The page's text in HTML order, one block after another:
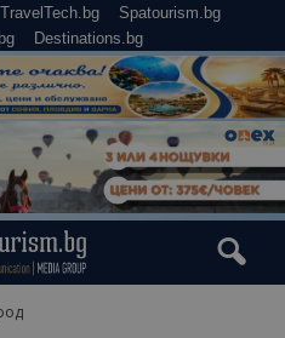
TravelTech.bg
Spatourism.bg
Destinations.bg